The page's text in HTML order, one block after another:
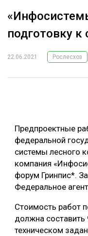
ЛЕСНОЕ ХОЗЯЙСТВО
ЦИФРОВАЯ СРЕДА
БИОЭНЕРГЕТИКА
ЛОГИСТИКА
ЦБП
РУБРИКИ
ТЕМАТИЧЕСКИЕ
ПОДБОРКИ СТАТЕЙ
подготовку
22.06.2021 Рослесхоз
Предпроектные
федеральной
системы лесного
компания
форум Гринпис*.
Федеральное
Стоимость работ
должна
техническом